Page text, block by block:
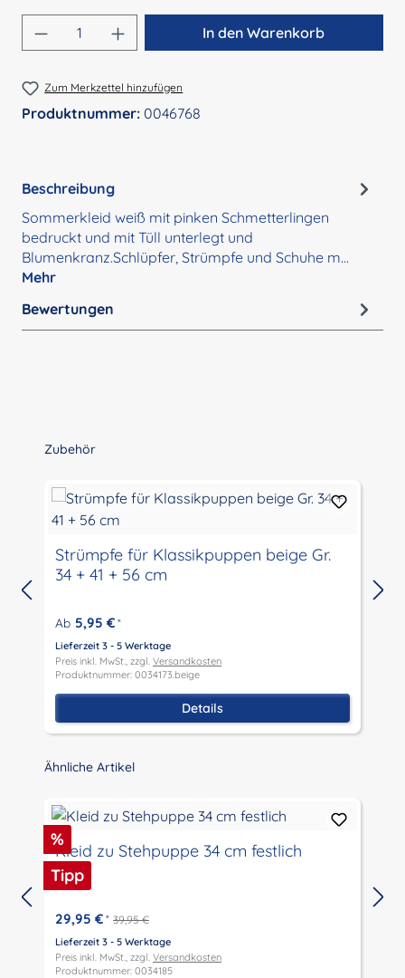
Produkt Anzahl: Gib den gewünschten
In den Warenkorb
Zum Merkzettel hinzufügen
Produktnummer: 0046768
Beschreibung
Sommerkleid weiß mit pinken Schmetterlingen
bedruckt und mit Tüll unterlegt und
Blumenkranz.Schlüpfer, Strümpfe und Schuhe m…
Mehr
Bewertungen
Produktgalerie überspringen
Zubehör
Strümpfe für Klassikpuppen beige Gr.
34 + 41 + 56 cm
Ab 5,95 € *
Lieferzeit 3 - 5 Werktage
Preis inkl. MwSt., zzgl. Versandkosten
Produktnummer: 0034173.beige
Details
Produktgalerie überspringen
Ähnliche Artikel
Rabatt
%
Tipp
Kleid zu Stehpuppe 34 cm festlich
29,95 € * 39,95 €
Lieferzeit 3 - 5 Werktage
Preis inkl. MwSt., zzgl. Versandkosten
Produktnummer: 0034185